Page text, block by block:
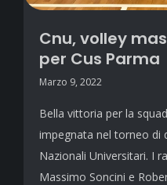
Cnu, volley
per Cus Parma
Marzo 9, 2022
Bella vittoria per la
impegnata nel torneo di
Nazionali Universitari. I
Massimo Soncini e